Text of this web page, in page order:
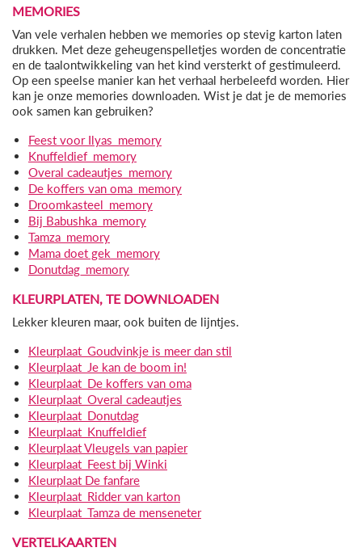
MEMORIES
Van vele verhalen hebben we memories op stevig karton laten
drukken. Met deze geheugenspelletjes worden de concentratie
en de taalontwikkeling van het kind versterkt of gestimuleerd.
Op een speelse manier kan het verhaal herbeleefd worden. Hier
kan je onze memories downloaden. Wist je dat je de memories
ook samen kan gebruiken?
Feest voor Ilyas_memory
Knuffeldief_memory
Overal cadeautjes_memory
De koffers van oma_memory
Droomkasteel_memory
Bij Babushka_memory
Tamza_memory
Mama doet gek_memory
Donutdag_memory
KLEURPLATEN, TE DOWNLOADEN
Lekker kleuren maar, ook buiten de lijntjes.
Kleurplaat_Goudvinkje is meer dan stil
Kleurplaat_Je kan de boom in!
Kleurplaat_De koffers van oma
Kleurplaat_Overal cadeautjes
Kleurplaat_Donutdag
Kleurplaat_Knuffeldief
Kleurplaat Vleugels van papier
Kleurplaat_Feest bij Winki
Kleurplaat De fanfare
Kleurplaat_Ridder van karton
Kleurplaat_Tamza de menseneter
VERTELKAARTEN